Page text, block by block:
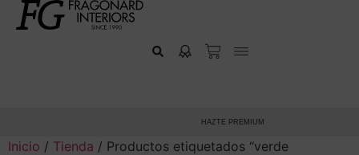
HAZTE PREMIUM
Inicio / Tienda / Productos etiquetados “verde